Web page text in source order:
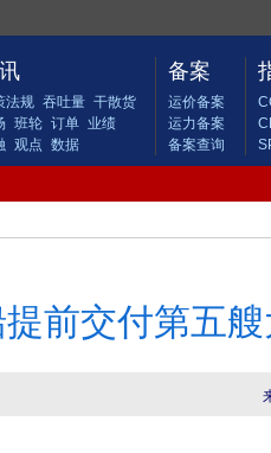
法规 吞吐量 干散货
班轮 订单 业绩
观点 数据
备案
运价备案
运力备案
备案查询
前交付第五